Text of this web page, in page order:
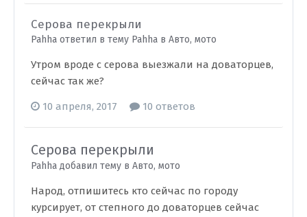
Серова перекрыли
Pahha ответил в тему Pahha в Авто, мото
Утром вроде с серова выезжали на доваторцев,
сейчас так же?
10 апреля, 2017 10 ответов
Серова перекрыли
Pahha добавил тему в Авто, мото
Народ, отпишитесь кто сейчас по городу
курсирует, от степного до доваторцев сейчас